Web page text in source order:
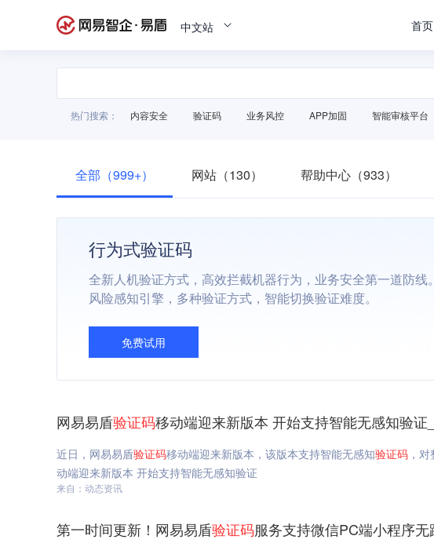
中文站 首页
热门搜索： 内容安全 验证码 业务风控 APP加固 智能审核平台
全部（999+） 网站（130） 帮助中心（933）
行为式验证码
全新人机验证方式，高效拦截机器行为，业务安全第一道防线
风险感知引擎，多种验证方式，智能切换验证难度。
免费试用
网易易盾验证码移动端迎来新版本 开始支持智能无感知验证
近日，网易易盾验证码移动端迎来新版本，该版本支持智能无感知验证码 ，
动端迎来新版本 开始支持智能无感知验证
来自：动态资讯
第一时间更新！网易易盾验证码服务支持微信PC端小程序